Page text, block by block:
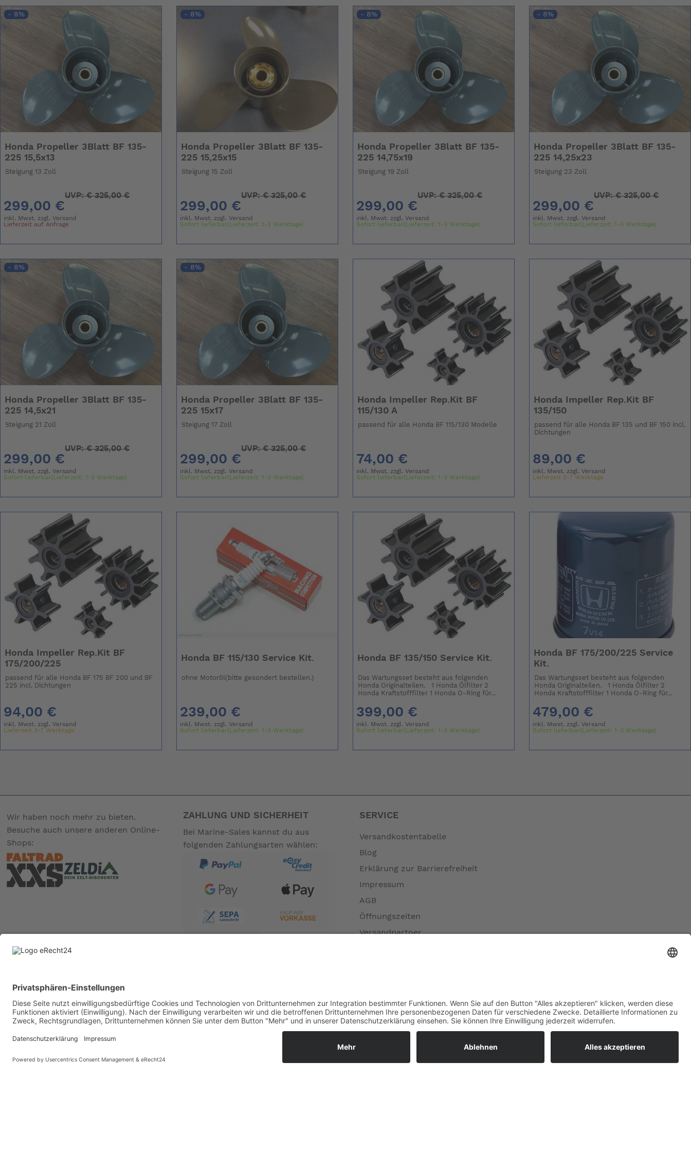
- 8%
Honda Propeller 3Blatt BF 135-
225 15,5x13
Steigung 13 Zoll
299,00 €
UVP:€325,00 €
inkl. Mwst. zzgl.Versand
Lieferzeit auf Anfrage
- 8%
Honda Propeller 3Blatt BF 135-
225 15,25x15
Steigung 15 Zoll
299,00 €
UVP:€325,00 €
inkl. Mwst. zzgl.Versand
Sofort lieferbar(Lieferzeit: 1-3 Werktage)
- 8%
Honda Propeller 3Blatt BF 135-
225 14,75x19
Steigung 19 Zoll
299,00 €
UVP:€325,00 €
inkl. Mwst. zzgl.Versand
Sofort lieferbar(Lieferzeit: 1-3 Werktage)
- 8%
Honda Propeller 3Blatt BF 135-
225 14,25x23
Steigung 23 Zoll
299,00 €
UVP:€325,00 €
inkl. Mwst. zzgl.Versand
Sofort lieferbar(Lieferzeit: 1-3 Werktage)
- 8%
Honda Propeller 3Blatt BF 135-
225 14,5x21
Steigung 21 Zoll
299,00 €
UVP:€325,00 €
inkl. Mwst. zzgl.Versand
Sofort lieferbar(Lieferzeit: 1-3 Werktage)
- 8%
Honda Propeller 3Blatt BF 135-
225 15x17
Steigung 17 Zoll
299,00 €
UVP:€325,00 €
inkl. Mwst. zzgl.Versand
Sofort lieferbar(Lieferzeit: 1-3 Werktage)
Honda Impeller Rep.Kit BF
115/130 A
passend für alle Honda BF 115/130 Modelle
74,00 €
inkl. Mwst. zzgl.Versand
Sofort lieferbar(Lieferzeit: 1-3 Werktage)
Honda Impeller Rep.Kit BF
135/150
passend für alle Honda BF 135 und BF 150 incl.
Dichtungen
89,00 €
inkl. Mwst. zzgl.Versand
Lieferzeit 3-7 Werktage
Honda Impeller Rep.Kit BF
175/200/225
passend für alle Honda BF 175 BF 200 und BF
225 incl. Dichtungen
94,00 €
inkl. Mwst. zzgl.Versand
Lieferzeit 3-7 Werktage
Honda BF 115/130 Service Kit.
ohne Motoröl(bitte gesondert bestellen.)
239,00 €
inkl. Mwst. zzgl.Versand
Sofort lieferbar(Lieferzeit: 1-3 Werktage)
Honda BF 135/150 Service Kit.
Das Wartungsset besteht aus folgenden
Honda Originalteilen. 1 Honda Ölfilter 2
Honda Kraftstofffilter 1 Honda O-Ring für...
399,00 €
inkl. Mwst. zzgl.Versand
Sofort lieferbar(Lieferzeit: 1-3 Werktage)
Honda BF 175/200/225 Service
Kit.
Das Wartungsset besteht aus folgenden
Honda Originalteilen. 1 Honda Ölfilter 2
Honda Kraftstofffilter 1 Honda O-Ring für...
479,00 €
inkl. Mwst. zzgl.Versand
Sofort lieferbar(Lieferzeit: 1-3 Werktage)
Wir haben noch mehr zu bieten.
Besuche auch unsere anderen Online-
Shops:
PARTNER
ZAHLUNG UND SICHERHEIT
Bei Marine-Sales kannst du aus
folgenden Zahlungsarten wählen:
SERVICE
Versandkostentabelle
Blog
Erklärung zur Barrierefreiheit
Impressum
AGB
Öffnungszeiten
Versandpartner
Widerrufsrecht MS
Widerrufsrecht bei Dienstleistungen